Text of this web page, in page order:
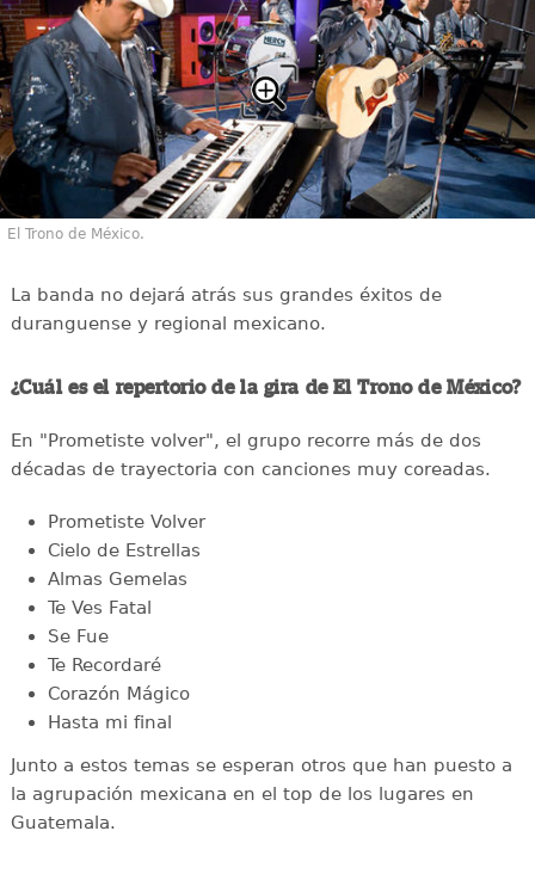
El Trono de México.
La banda no dejará atrás sus grandes éxitos de
duranguense y regional mexicano.
¿Cuál es el repertorio de la gira de El Trono de México?
En "Prometiste volver", el grupo recorre más de dos
décadas de trayectoria con canciones muy coreadas.
Prometiste Volver
Cielo de Estrellas
Almas Gemelas
Te Ves Fatal
Se Fue
Te Recordaré
Corazón Mágico
Hasta mi final
Junto a estos temas se esperan otros que han puesto a
la agrupación mexicana en el top de los lugares en
Guatemala.